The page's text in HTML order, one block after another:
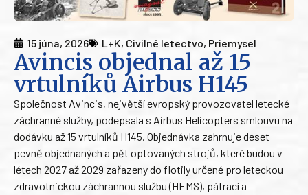
15 júna, 2026 L+K, Civilné letectvo, Priemysel
Avincis objednal až 15
vrtulníků Airbus H145
Společnost Avincis, největší evropský provozovatel letecké
záchranné služby, podepsala s Airbus Helicopters smlouvu na
dodávku až 15 vrtulníků H145. Objednávka zahrnuje deset
pevně objednaných a pět optovaných strojů, které budou v
létech 2027 až 2029 zařazeny do flotily určené pro leteckou
zdravotnickou záchrannou službu (HEMS), pátrací a